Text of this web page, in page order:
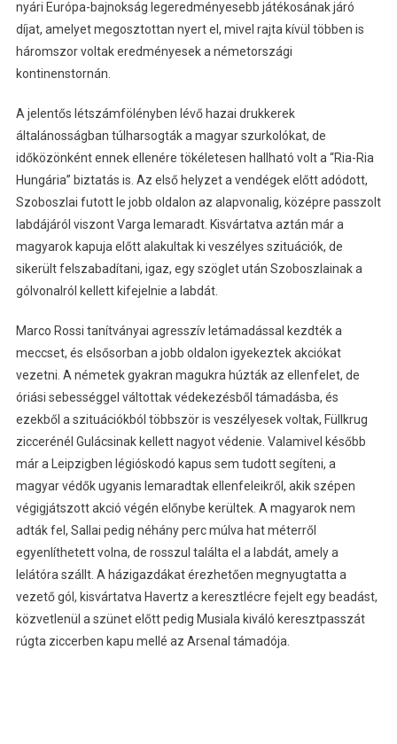
nyári Európa-bajnokság legeredményesebb játékosának járó
díjat, amelyet megosztottan nyert el, mivel rajta kívül többen is
háromszor voltak eredményesek a németországi
kontinenstornán.
A jelentős létszámfölényben lévő hazai drukkerek
általánosságban túlharsogták a magyar szurkolókat, de
időközönként ennek ellenére tökéletesen hallható volt a “Ria-Ria
Hungária” biztatás is. Az első helyzet a vendégek előtt adódott,
Szoboszlai futott le jobb oldalon az alapvonalig, középre passzolt
labdájáról viszont Varga lemaradt. Kisvártatva aztán már a
magyarok kapuja előtt alakultak ki veszélyes szituációk, de
sikerült felszabadítani, igaz, egy szöglet után Szoboszlainak a
gólvonalról kellett kifejelnie a labdát.
Marco Rossi tanítványai agresszív letámadással kezdték a
meccset, és elsősorban a jobb oldalon igyekeztek akciókat
vezetni. A németek gyakran magukra húzták az ellenfelet, de
óriási sebességgel váltottak védekezésből támadásba, és
ezekből a szituációkból többször is veszélyesek voltak, Füllkrug
ziccerénél Gulácsinak kellett nagyot védenie. Valamivel később
már a Leipzigben légióskodó kapus sem tudott segíteni, a
magyar védők ugyanis lemaradtak ellenfeleikről, akik szépen
végigjátszott akció végén előnybe kerültek. A magyarok nem
adták fel, Sallai pedig néhány perc múlva hat méterről
egyenlíthetett volna, de rosszul találta el a labdát, amely a
lelátóra szállt. A házigazdákat érezhetően megnyugtatta a
vezető gól, kisvártatva Havertz a keresztlécre fejelt egy beadást,
közvetlenül a szünet előtt pedig Musiala kiváló keresztpasszát
rúgta ziccerben kapu mellé az Arsenal támadója.